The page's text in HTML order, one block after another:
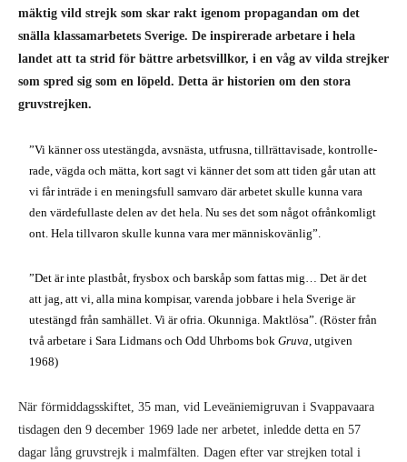
mäktig vild strejk som skar rakt igenom propagandan om det
snälla klassamarbetets Sverige. De inspirerade arbetare i hela
landet att ta strid för bättre arbetsvillkor, i en våg av vilda strejker
som spred sig som en löpeld. Detta är historien om den stora
gruvstrejken.
”Vi känner oss utestängda, avsnästa, utfrusna, till­rättavisade, kontrolle­
rade, vägda och mätta, kort sagt vi känner det som att tiden går utan att
vi får inträde i en meningsfull sam­varo där arbetet skulle kunna vara
den värdefullaste delen av det hela. Nu ses det som något ofrånkomligt
ont. Hela tillvaron skulle kunna vara mer människovänlig”.
”Det är inte plastbåt, frysbox och bar­skåp som fattas mig… Det är det
att jag, att vi, alla mina kompisar, varen­da jobbare i hela Sverige är
utestängd från samhället. Vi är ofria. Okunniga. Maktlösa”. (Röster från
två arbetare i Sara Lidmans och Odd Uhrboms bokGruva, utgiven
1968)
När förmiddagsskiftet, 35 man, vid Leve­äniemigruvan i Svappavaara
tisdagen den 9 december 1969 lade ner arbetet, inledde detta en 57
dagar lång gruvstrejk i malmfälten. Dagen efter var strejken total i